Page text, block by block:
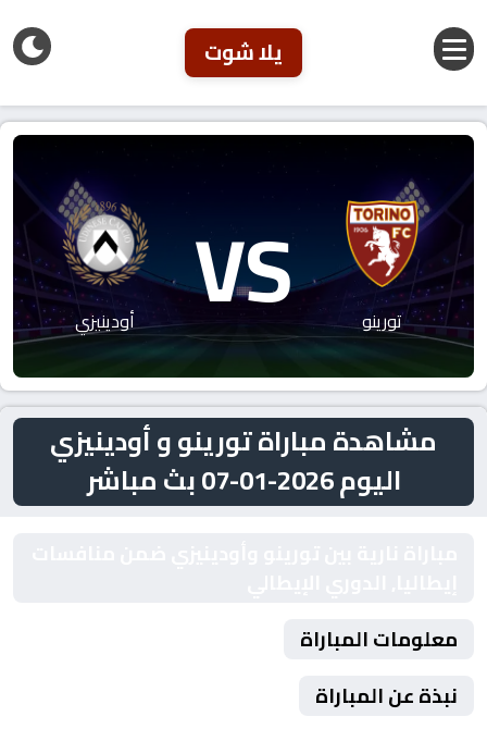
يلا شوت
تورينو VS أودينيزي
مشاهدة مباراة تورينو و أودينيزي
اليوم 2026-01-07 بث مباشر
معلومات المباراة
نبذة عن المباراة